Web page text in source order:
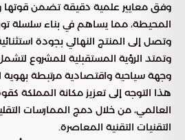
وفق معايير علمية دقيقة تضمن قوتها
المحيطة، مما يساهم في بناء سلسلة
وتصل إلى المنتج النهائي بجودة
وتمتد الرؤية المستقبلية للمشروع
وجهة سياحية واقتصادية مرتبطة
هذا التوجه إلى تعزيز مكانة المملكة
العالمي، من خلال دمج الممارسات
التقنيات التقنية المعاصرة.